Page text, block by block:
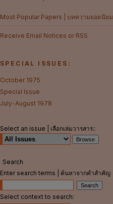
Most Popular Papers | บทความยอดนิยม
Receive Email Notices or RSS
SPECIAL ISSUES:
October 1975
Special Issue
July-August 1978
Select an issue | เลือกเล่มวารสาร::
Search
Enter search terms | ค้นหาจากคำสำคัญ
Select context to search: